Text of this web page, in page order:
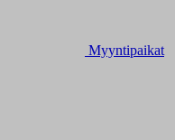
Myyntipaikat